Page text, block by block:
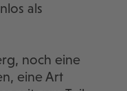
als
noch eine
eine Art